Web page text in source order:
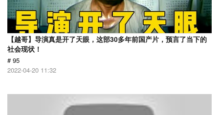
【越哥】导演真是开了天眼，这部30多年前国产片，预言了当下的
社会现状！
# 95
2022-04-20 11:32